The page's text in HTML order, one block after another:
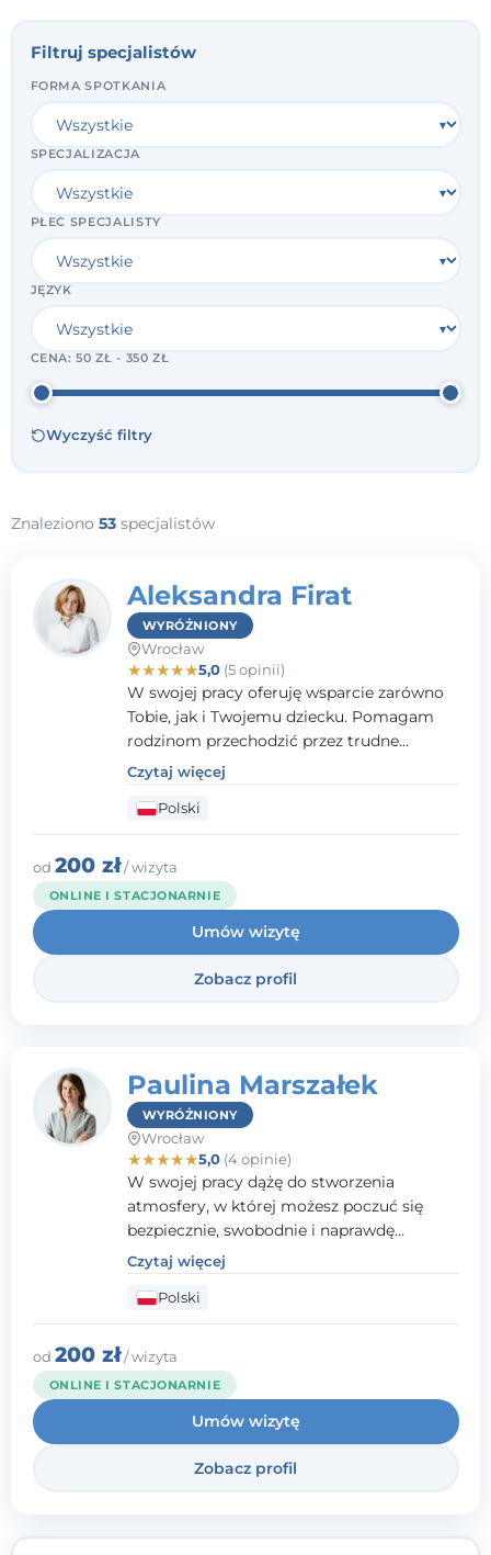
Filtruj specjalistów
FORMA SPOTKANIA
SPECJALIZACJA
PŁEĆ SPECJALISTY
JĘZYK
CENA:50 ZŁ - 350 ZŁ
Wyczyść filtry
Znaleziono 53 specjalistów
Aleksandra Firat
WYRÓŻNIONY
Wrocław
★★★★★5,0(5 opinii)
W swojej pracy oferuję wsparcie zarówno
Tobie, jak i Twojemu dziecku. Pomagam
rodzinom przechodzić przez trudne
momenty, opierając współpracę na
wzajemnym zaufaniu i otwartej
komunikacji. Posiadam doświadczenie w
pracy z dziećmi i młodzieżą mierzącymi się
z różnorodnymi trudnościami
emocjonalnymi oraz rozwojowymi.
Czytaj więcej
Polski
od 200 zł/ wizyta
ONLINE I STACJONARNIE
Umów wizytę
Zobacz profil
Paulina Marszałek
WYRÓŻNIONY
Wrocław
★★★★★5,0(4 opinie)
W swojej pracy dążę do stworzenia
atmosfery, w której możesz poczuć się
bezpiecznie, swobodnie i naprawdę
wysłuchany(-a). Zależy mi na
towarzyszeniu Ci w drodze do większego
dobrostanu, lepszego poznania siebie oraz
budowania wartościowych i
satysfakcjonujących relacji - zarówno z
innymi, jak i z samym sobą. Możliwość
bycia częścią tego procesu traktuję jako
duże wyróżnienie.
Czytaj więcej
Polski
od 200 zł/ wizyta
ONLINE I STACJONARNIE
Umów wizytę
Zobacz profil